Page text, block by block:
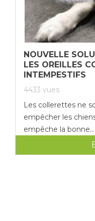
NOUVELLE
LES OREILLES
INTEMPESTIFS
4433 vues
Les collerettes ne
empêcher les
empêche la bonne...